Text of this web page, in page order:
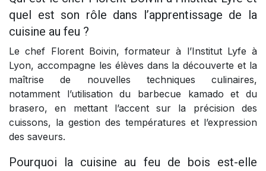
quel est son rôle dans l’apprentissage de la
cuisine au feu ?
Le chef Florent Boivin, formateur à l’Institut Lyfe à
Lyon, accompagne les élèves dans la découverte et la
maîtrise de nouvelles techniques culinaires,
notamment l’utilisation du barbecue kamado et du
brasero, en mettant l’accent sur la précision des
cuissons, la gestion des températures et l’expression
des saveurs.
Pourquoi la cuisine au feu de bois est-elle